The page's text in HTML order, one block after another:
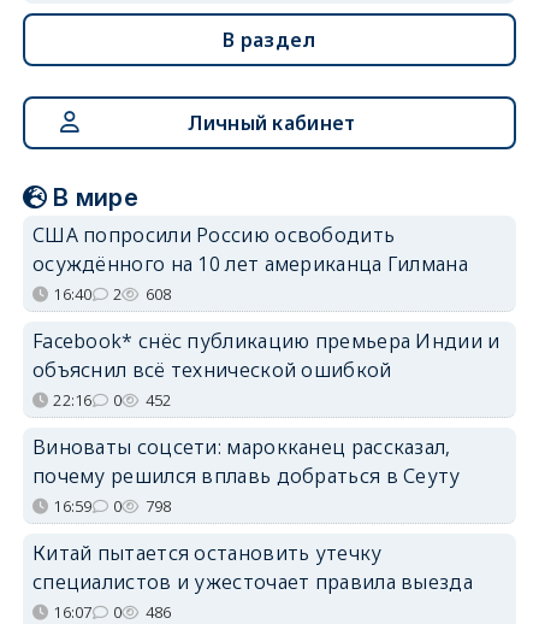
В раздел
Личный кабинет
В мире
США попросили Россию освободить
осуждённого на 10 лет американца Гилмана
16:40 2 608
Facebook* снёс публикацию премьера Индии и
объяснил всё технической ошибкой
22:16 0 452
Виноваты соцсети: марокканец рассказал,
почему решился вплавь добраться в Сеуту
16:59 0 798
Китай пытается остановить утечку
специалистов и ужесточает правила выезда
16:07 0 486